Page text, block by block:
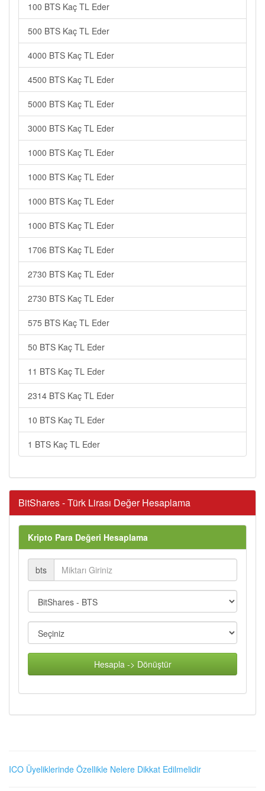
100 BTS Kaç TL Eder
500 BTS Kaç TL Eder
4000 BTS Kaç TL Eder
4500 BTS Kaç TL Eder
5000 BTS Kaç TL Eder
3000 BTS Kaç TL Eder
1000 BTS Kaç TL Eder
1000 BTS Kaç TL Eder
1000 BTS Kaç TL Eder
1000 BTS Kaç TL Eder
1706 BTS Kaç TL Eder
2730 BTS Kaç TL Eder
2730 BTS Kaç TL Eder
575 BTS Kaç TL Eder
50 BTS Kaç TL Eder
11 BTS Kaç TL Eder
2314 BTS Kaç TL Eder
10 BTS Kaç TL Eder
1 BTS Kaç TL Eder
BitShares - Türk Lirası Değer Hesaplama
Kripto Para Değeri Hesaplama
bts
Hesapla -> Dönüştür
ICO Üyeliklerinde Özellikle Nelere Dikkat Edilmelidir